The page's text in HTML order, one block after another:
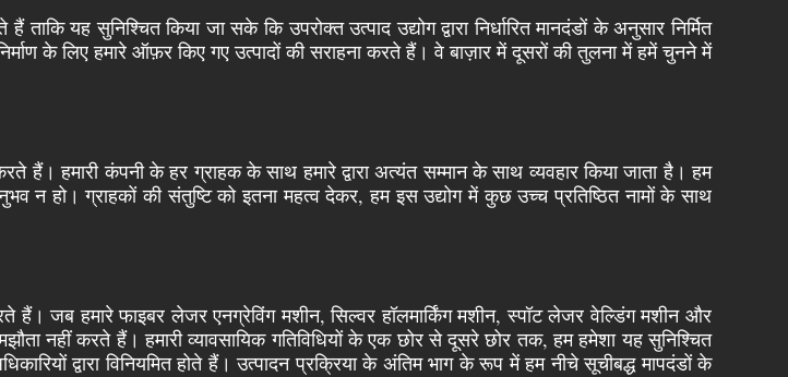
यह सुनिश्चित किया जा सके कि उपरोक्त उत्पाद उद्योग द्वारा निर्धारित मानदंडों के अनुसार निर्मित
के लिए हमारे ऑफ़र किए गए उत्पादों की सराहना करते हैं। वे बाज़ार में दूसरों की तुलना में हमें चुनने में
हैं। हमारी कंपनी के हर ग्राहक के साथ हमारे द्वारा अत्यंत सम्मान के साथ व्यवहार किया जाता है। हम
न हो। ग्राहकों की संतुष्टि को इतना महत्व देकर, हम इस उद्योग में कुछ उच्च प्रतिष्ठित नामों के साथ
जब हमारे फाइबर लेजर एनग्रेविंग मशीन, सिल्वर हॉलमार्किंग मशीन, स्पॉट लेजर वेल्डिंग मशीन और
नहीं करते हैं। हमारी व्यावसायिक गतिविधियों के एक छोर से दूसरे छोर तक, हम हमेशा यह सुनिश्चित
द्वारा विनियमित होते हैं। उत्पादन प्रक्रिया के अंतिम भाग के रूप में हम नीचे सूचीबद्ध मापदंडों के